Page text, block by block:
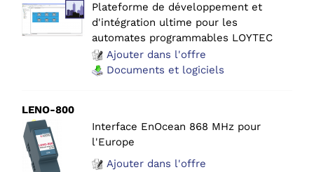
Plateforme de développement et
d'intégration ultime pour les
automates programmables LOYTEC
Ajouter dans l'offre
Documents et logiciels
LENO-800
Interface EnOcean 868 MHz pour
l'Europe
Ajouter dans l'offre